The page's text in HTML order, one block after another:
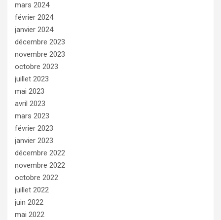
mars 2024
février 2024
janvier 2024
décembre 2023
novembre 2023
octobre 2023
juillet 2023
mai 2023
avril 2023
mars 2023
février 2023
janvier 2023
décembre 2022
novembre 2022
octobre 2022
juillet 2022
juin 2022
mai 2022